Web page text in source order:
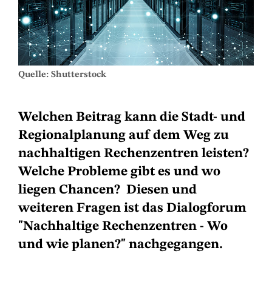
Quelle: Shutterstock
Welchen Beitrag kann die Stadt- und
Regionalplanung auf dem Weg zu
nachhaltigen Rechenzentren leisten?
Welche Probleme gibt es und wo
liegen Chancen? Diesen und
weiteren Fragen ist das Dialogforum
"Nachhaltige Rechenzentren - Wo
und wie planen?" nachgegangen.